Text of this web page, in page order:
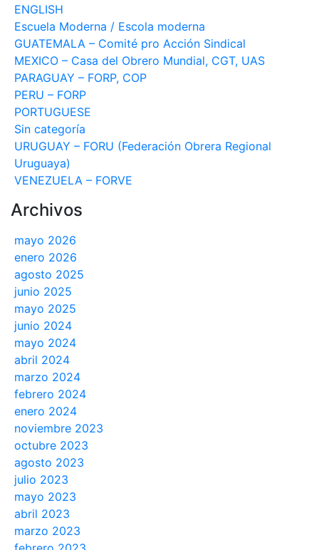
ENGLISH
Escuela Moderna / Escola moderna
GUATEMALA – Comité pro Acción Sindical
MEXICO – Casa del Obrero Mundial, CGT, UAS
PARAGUAY – FORP, COP
PERU – FORP
PORTUGUESE
Sin categoría
URUGUAY – FORU (Federación Obrera Regional
Uruguaya)
VENEZUELA – FORVE
Archivos
mayo 2026
enero 2026
agosto 2025
junio 2025
mayo 2025
junio 2024
mayo 2024
abril 2024
marzo 2024
febrero 2024
enero 2024
noviembre 2023
octubre 2023
agosto 2023
julio 2023
mayo 2023
abril 2023
marzo 2023